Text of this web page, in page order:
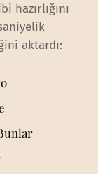
hazırlığını
aktardı: